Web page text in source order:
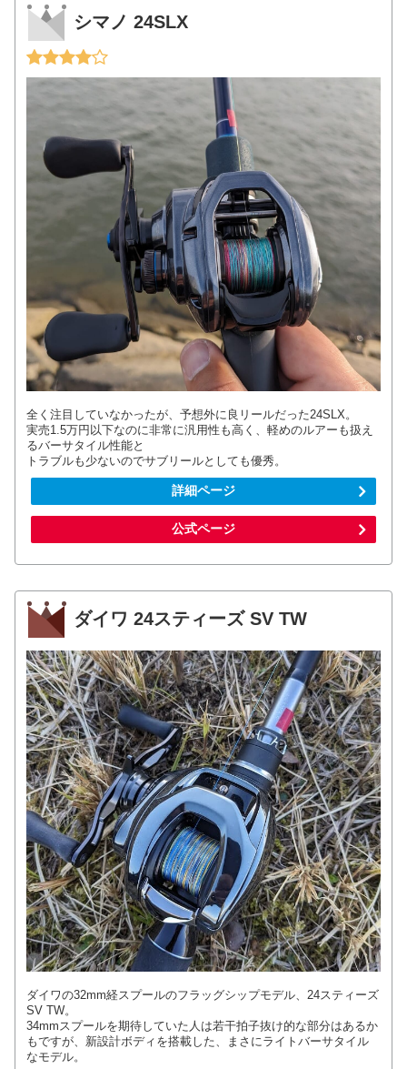
シマノ 24SLX
全く注目していなかったが、予想外に良リールだった24SLX。
実売1.5万円以下なのに非常に汎用性も高く、軽めのルアーも扱え
るバーサタイル性能と
トラブルも少ないのでサブリールとしても優秀。
詳細ページ
公式ページ
ダイワ 24スティーズ SV TW
ダイワの32mm経スプールのフラッグシップモデル、24スティーズ
SV TW。
34mmスプールを期待していた人は若干拍子抜け的な部分はあるか
もですが、新設計ボディを搭載した、まさにライトバーサタイル
なモデル。